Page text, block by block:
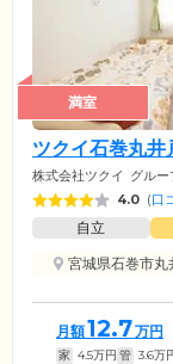
満室
ツクイ石巻丸
株式会社ツクイ グルー
4.0 (口
自立
宮城県石巻市丸
月額12.7万円
家 4.5万円 管 3.6万